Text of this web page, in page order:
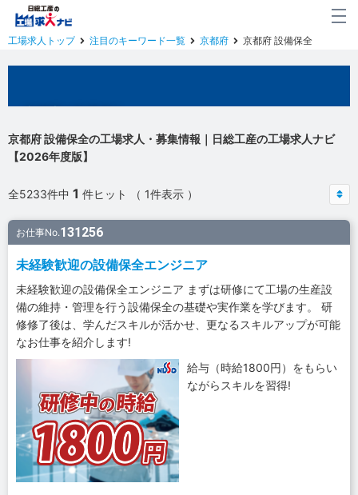
工場求人トップ 注目のキーワード一覧 京都府 京都府 設備保全
京都府 設備保全の工場求人・募集情報｜日総工産の工場求人ナビ
【2026年度版】
全5233件中 1 件ヒット （ 1件表示 ）
お仕事No.131256
未経験歓迎の設備保全エンジニア
未経験歓迎の設備保全エンジニア まずは研修にて工場の生産設
備の維持・管理を行う設備保全の基礎や実作業を学びます。 研
修修了後は、学んだスキルが活かせ、更なるスキルアップが可能
なお仕事を紹介します!
給与（時給1800円）をもらい
ながらスキルを習得!